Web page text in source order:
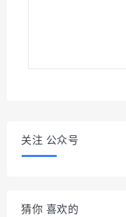
关注 公众号
猜你 喜欢的